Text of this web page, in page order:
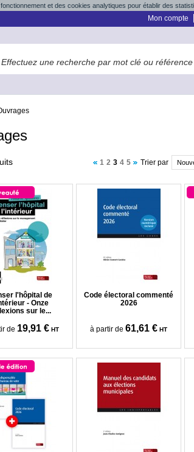
et des cookies analytiques pour établir des
Mon compte
Trier par
1 2 3 4 5
l'hôpital de
- Onze
sur le...
de 19,91 € HT
Code électoral commenté
2026
à partir de 61,61 € HT